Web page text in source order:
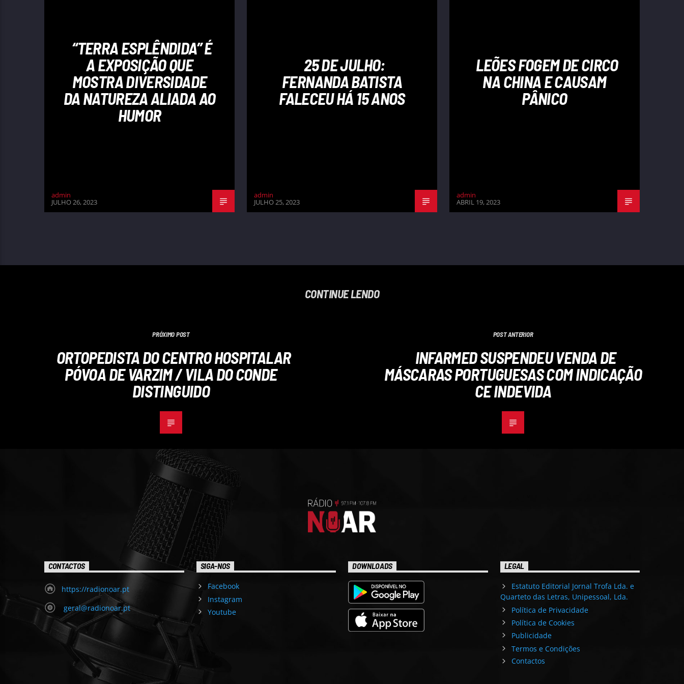
“TERRA ESPLÊNDIDA” É
A EXPOSIÇÃO QUE
MOSTRA DIVERSIDADE
DA NATUREZA ALIADA AO
HUMOR
admin
JULHO 26, 2023
25 DE JULHO:
FERNANDA BATISTA
FALECEU HÁ 15 ANOS
admin
JULHO 25, 2023
LEÕES FOGEM DE CIRCO
NA CHINA E CAUSAM
PÂNICO
admin
ABRIL 19, 2023
CONTINUE LENDO
PRÓXIMO POST
ORTOPEDISTA DO CENTRO HOSPITALAR
PÓVOA DE VARZIM / VILA DO CONDE
DISTINGUIDO
POST ANTERIOR
INFARMED SUSPENDEU VENDA DE
MÁSCARAS PORTUGUESAS COM INDICAÇÃO
CE INDEVIDA
CONTACTOS
https://radionoar.pt
geral@radionoar.pt
SIGA-NOS
Facebook
Instagram
Youtube
DOWNLOADS LEGAL
Estatuto Editorial Jornal Trofa Lda. e
Quarteto das Letras, Unipessoal, Lda.
Política de Privacidade
Política de Cookies
Publicidade
Termos e Condições
Contactos